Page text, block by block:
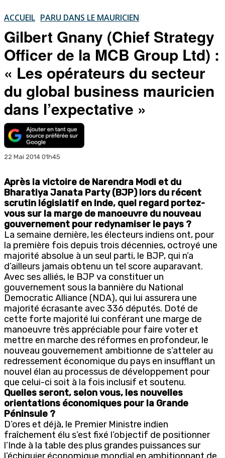
ACCUEIL PARU DANS LE MAURICIEN
Gilbert Gnany (Chief Strategy
Officer de la MCB Group Ltd) :
« Les opérateurs du secteur
du global business mauricien
dans l’expectative »
22 Mai 2014 01h45
Après la victoire de Narendra Modi et du
Bharatiya Janata Party (BJP) lors du récent
scrutin législatif en Inde, quel regard portez-
vous sur la marge de manoeuvre du nouveau
gouvernement pour redynamiser le pays ?
La semaine dernière, les électeurs indiens ont, pour
la première fois depuis trois décennies, octroyé une
majorité absolue à un seul parti, le BJP, qui n’a
d’ailleurs jamais obtenu un tel score auparavant.
Avec ses alliés, le BJP va constituer un
gouvernement sous la bannière du National
Democratic Alliance (NDA), qui lui assurera une
majorité écrasante avec 336 députés. Doté de
cette forte majorité lui conférant une marge de
manoeuvre très appréciable pour faire voter et
mettre en marche des réformes en profondeur, le
nouveau gouvernement ambitionne de s’atteler au
redressement économique du pays en insufflant un
nouvel élan au processus de développement pour
que celui-ci soit à la fois inclusif et soutenu.
Quelles seront, selon vous, les nouvelles
orientations économiques pour la Grande
Péninsule ?
D’ores et déjà, le Premier Ministre indien
fraîchement élu s’est fixé l’objectif de positionner
l’Inde à la table des plus grandes puissances sur